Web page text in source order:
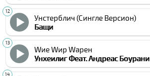
Унстерблич (Сингле Версион)
Бащи
Wие Wир Wарен
Унхеилиг Феат. Андреас Боурани